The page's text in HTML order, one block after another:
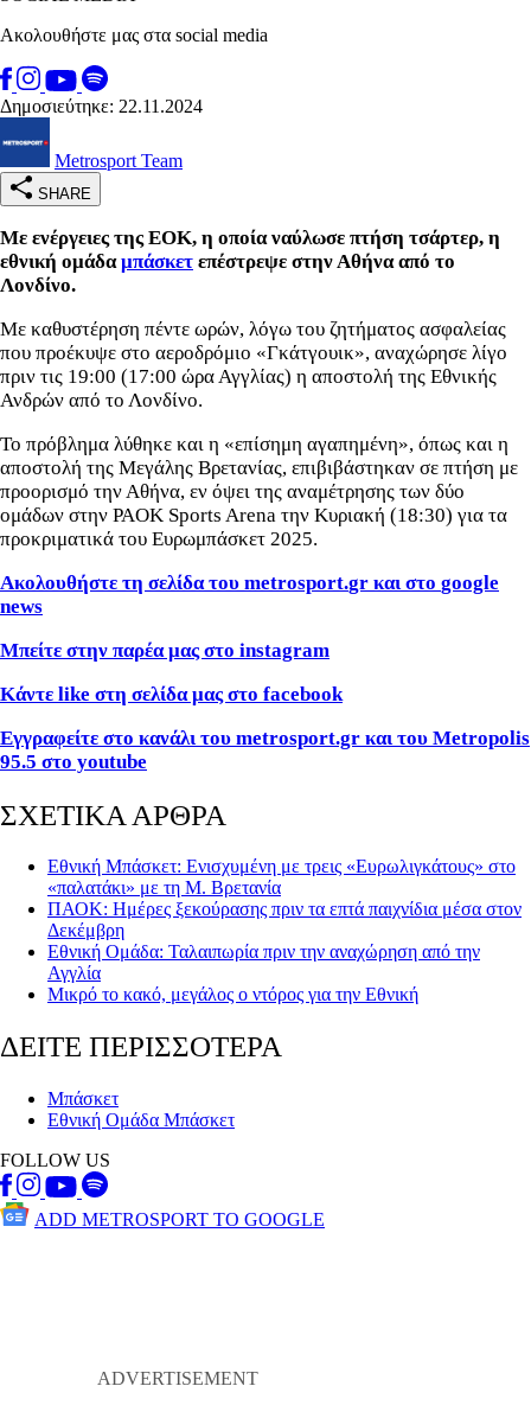
Ακολουθήστε μας στα social media
Δημοσιεύτηκε: 22.11.2024
Metrosport Team
SHARE
Με ενέργειες της ΕΟΚ, η οποία ναύλωσε πτήση τσάρτερ, η
εθνική ομάδαμπάσκετ επέστρεψε στην Αθήνα από το
Λονδίνο.
Με καθυστέρηση πέντε ωρών, λόγω του ζητήματος ασφαλείας
που προέκυψε στο αεροδρόμιο «Γκάτγουικ», αναχώρησε λίγο
πριν τις 19:00 (17:00 ώρα Αγγλίας) η αποστολή της Εθνικής
Ανδρών από το Λονδίνο.
Το πρόβλημα λύθηκε και η «επίσημη αγαπημένη», όπως και η
αποστολή της Μεγάλης Βρετανίας, επιβιβάστηκαν σε πτήση με
προορισμό την Αθήνα, εν όψει της αναμέτρησης των δύο
ομάδων στην PAOK Sports Arena την Κυριακή (18:30) για τα
προκριματικά του Ευρωμπάσκετ 2025.
Ακολουθήστε τη σελίδα του metrosport.gr και στο google
news
Μπείτε στην παρέα μας στο instagram
Κάντε like στη σελίδα μας στο facebook
Εγγραφείτε στο κανάλι του metrosport.gr και του Metropolis
95.5 στο youtube
ΣΧΕΤΙΚΑ ΑΡΘΡΑ
Εθνική Μπάσκετ: Ενισχυμένη με τρεις «Ευρωλιγκάτους» στο
«παλατάκι» με τη Μ. Βρετανία
ΠΑΟΚ: Ημέρες ξεκούρασης πριν τα επτά παιχνίδια μέσα στον
Δεκέμβρη
Εθνική Ομάδα: Ταλαιπωρία πριν την αναχώρηση από την
Αγγλία
Μικρό το κακό, μεγάλος ο ντόρος για την Εθνική
ΔΕΙΤΕ ΠΕΡΙΣΣΟΤΕΡΑ
Μπάσκετ
Εθνική Ομάδα Μπάσκετ
FOLLOW US
ADD METROSPORT TO GOOGLE